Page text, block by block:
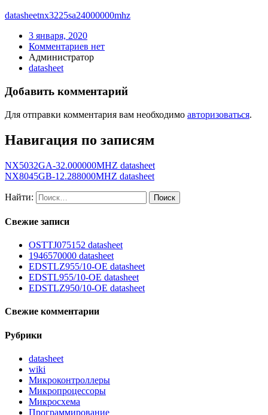
datasheetnx3225sa24000000mhz
3 января, 2020
Комментариев нет
Администратор
datasheet
Добавить комментарий
Для отправки комментария вам необходимо авторизоваться.
Навигация по записям
NX5032GA-32.000000MHZ datasheet
NX8045GB-12.288000MHZ datasheet
Найти:
Свежие записи
OSTTJ075152 datasheet
1946570000 datasheet
EDSTLZ955/10-OE datasheet
EDSTL955/10-OE datasheet
EDSTLZ950/10-OE datasheet
Свежие комментарии
Рубрики
datasheet
wiki
Микроконтроллеры
Микропроцессоры
Микросхема
Программирование